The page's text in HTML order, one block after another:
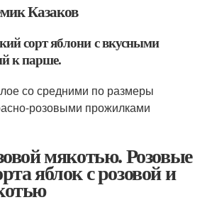
Казаков
сорт яблони с вкусными
к парше.
со средними по размеры
розовыми прожилками
мякотью. Розовые
яблок с розовой и